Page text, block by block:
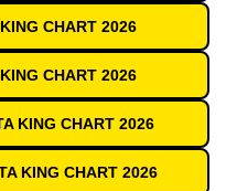
CHART 2026
CHART 2026
KING CHART 2026
KING CHART 2026